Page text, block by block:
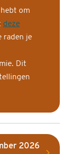
om
deze
raden je
Dit
2026